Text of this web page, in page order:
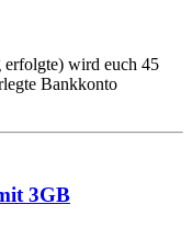
erfolgte) wird euch 45
Bankkonto
3GB